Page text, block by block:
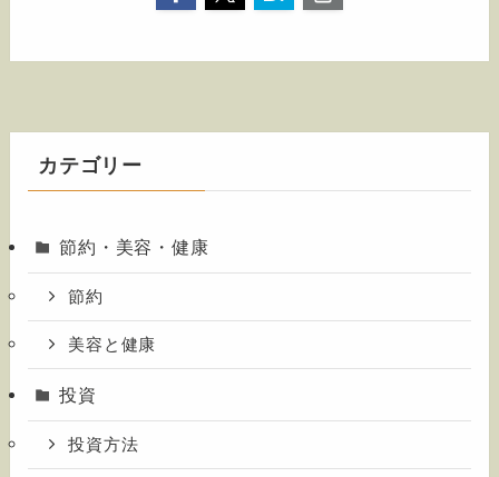
カテゴリー
節約・美容・健康
節約
美容と健康
投資
投資方法